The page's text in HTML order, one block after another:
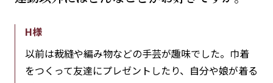
H様
以前は裁縫や編み物などの手芸が趣味でした。巾着
をつくって友達にプレゼントしたり、自分や娘が着る